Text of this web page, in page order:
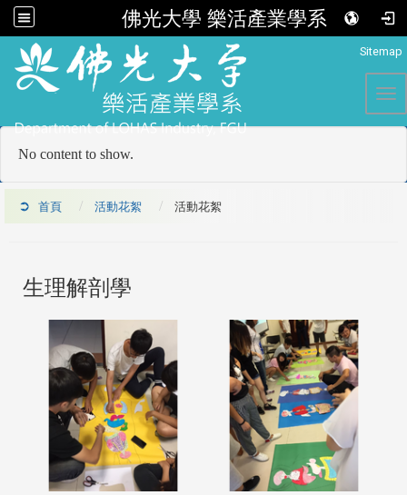
佛光大學 樂活產業學系
Sitemap
No content to show.
首頁 活動花絮 活動花絮
生理解剖學